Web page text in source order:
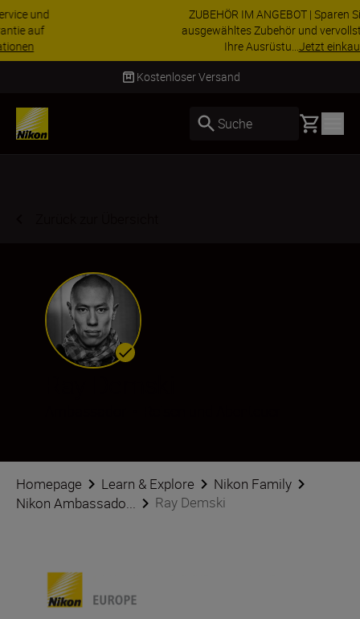
ZUBEHÖR IM ANGEBOT | Sparen Sie 15 % auf
ausgewähltes Zubehör und vervollständigen Sie
Jetzt einkaufen
Lieferung innerhalb von 2–4 Werktagen
Suche Basket
Homepage Learn & Explore
Nikon Family
Nikon Ambassado...
Ray Demski